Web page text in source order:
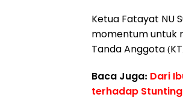
Ketua Fatayat NU
momentum untuk
Tanda Anggota
Baca Juga: Dari
terhadap Stunting